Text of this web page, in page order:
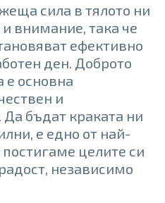
сила в тялото ни
внимание, така че
ефективно
ден. Доброто
е основна
и
бъдат краката ни
е едно от най-
целите си
независимо